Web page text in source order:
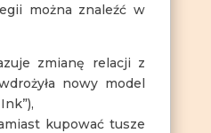
można znaleźć w
zmianę relacji z
nowy model
kupować tusze